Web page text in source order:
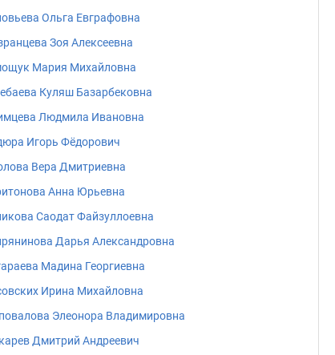
Ольга Евграфовна
Зоя Алексеевна
Мария Михайловна
Куляш Базарбековна
Людмила Ивановна
Игорь Фёдорович
Вера Дмитриевна
Анна Юрьевна
Саодат Файзуллоевна
Дарья Александровна
Мадина Георгиевна
Ирина Михайловна
Элеонора Владимировна
Дмитрий Андреевич